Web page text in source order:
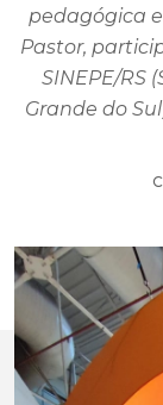
pedagógica
Pastor,
SINEPE/RS
Grande do